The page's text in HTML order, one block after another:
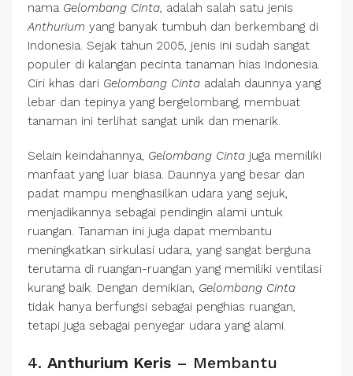
nama Gelombang Cinta, adalah salah satu jenis
Anthurium yang banyak tumbuh dan berkembang di
Indonesia. Sejak tahun 2005, jenis ini sudah sangat
populer di kalangan pecinta tanaman hias Indonesia.
Ciri khas dari Gelombang Cinta adalah daunnya yang
lebar dan tepinya yang bergelombang, membuat
tanaman ini terlihat sangat unik dan menarik.
Selain keindahannya, Gelombang Cinta juga memiliki
manfaat yang luar biasa. Daunnya yang besar dan
padat mampu menghasilkan udara yang sejuk,
menjadikannya sebagai pendingin alami untuk
ruangan. Tanaman ini juga dapat membantu
meningkatkan sirkulasi udara, yang sangat berguna
terutama di ruangan-ruangan yang memiliki ventilasi
kurang baik. Dengan demikian, Gelombang Cinta
tidak hanya berfungsi sebagai penghias ruangan,
tetapi juga sebagai penyegar udara yang alami.
4. Anthurium Keris – Membantu